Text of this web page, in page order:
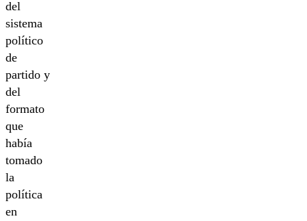
del
sistema
político
de
partido y
del
formato
que
había
tomado
la
política
en